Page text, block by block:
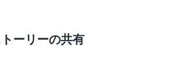
ーリーの共有